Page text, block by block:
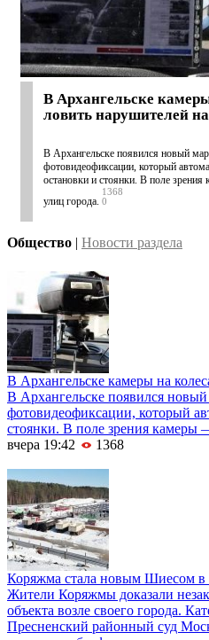
В Архангельске
ловить нарушителей
В Архангельске появился новый
фотовидеофиксации, который
остановки и стоянки. В поле
улиц города.
1368
0
Общество | Новости раздела
В Архангельске камеры на
В Архангельске появился
фотовидеофиксации, который
стоянки. В поле зрения камеры
вчера 19:42
1368
Коряжма стала новым Шиесом в
Жители Коряжмы доказали
объекта возле своего города.
Пресненский районный суд